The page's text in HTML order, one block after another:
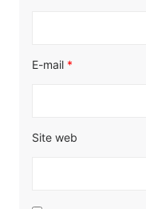
E-mail *
Site web